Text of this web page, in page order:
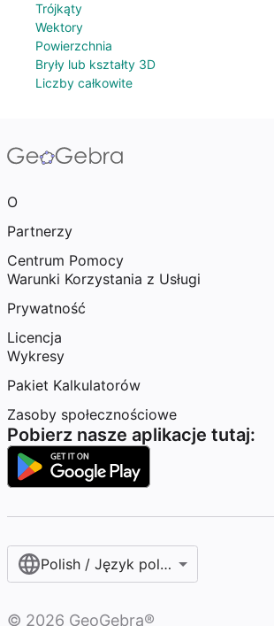
Trójkąty
Wektory
Powierzchnia
Bryły lub kształty 3D
Liczby całkowite
O
Partnerzy
Centrum Pomocy
Warunki Korzystania z Usługi
Prywatność
Licencja
Wykresy
Pakiet Kalkulatorów
Zasoby społecznościowe
Pobierz nasze aplikacje tutaj:
Polish / Język polski‎
© 2026 GeoGebra®